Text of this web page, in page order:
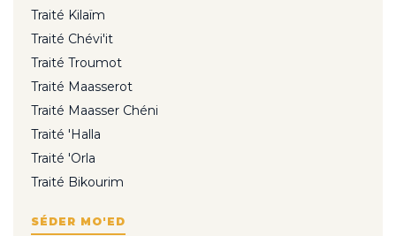
Traité Kilaïm
Traité Chévi'it
Traité Troumot
Traité Maasserot
Traité Maasser Chéni
Traité 'Halla
Traité 'Orla
Traité Bikourim
SÉDER MO'ED